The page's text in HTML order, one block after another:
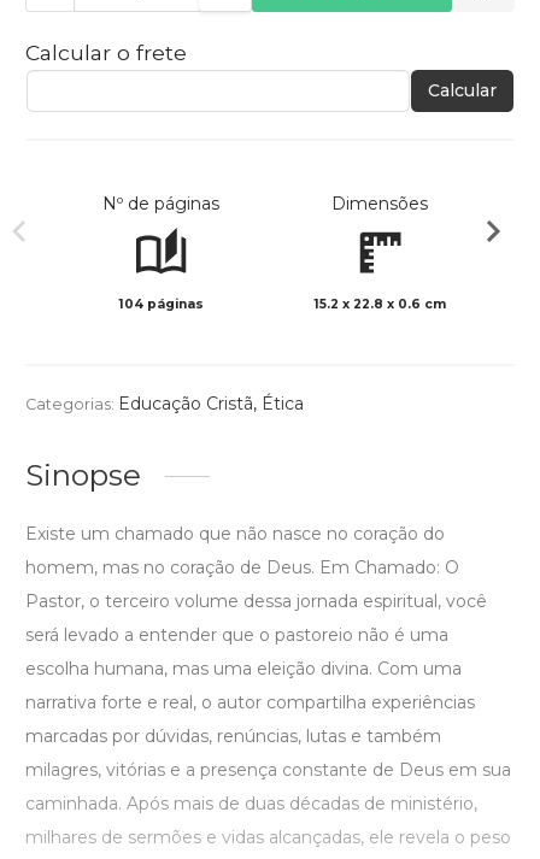
Calcular o frete
Calcular
Nº de páginas
104 páginas
Dimensões
15.2 x 22.8 x 0.6 cm
Categorias: Educação Cristã, Ética
Sinopse
Existe um chamado que não nasce no coração do
homem, mas no coração de Deus. Em Chamado: O
Pastor, o terceiro volume dessa jornada espiritual, você
será levado a entender que o pastoreio não é uma
escolha humana, mas uma eleição divina. Com uma
narrativa forte e real, o autor compartilha experiências
marcadas por dúvidas, renúncias, lutas e também
milagres, vitórias e a presença constante de Deus em sua
caminhada. Após mais de duas décadas de ministério,
milhares de sermões e vidas alcançadas, ele revela o peso